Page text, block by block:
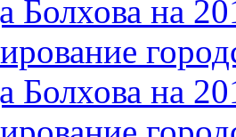
Болхова на
Болхова на